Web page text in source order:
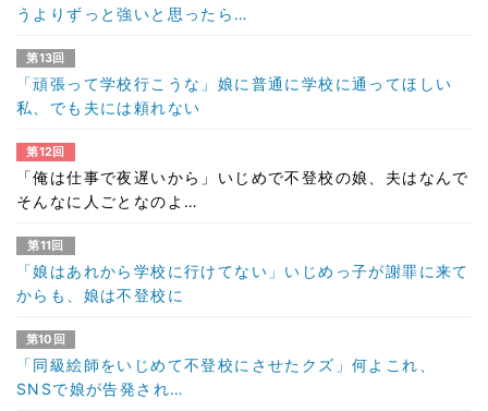
うよりずっと強いと思ったら…
第13回
「頑張って学校行こうな」娘に普通に学校に通ってほしい
私、でも夫には頼れない
第12回
「俺は仕事で夜遅いから」いじめで不登校の娘、夫はなんで
そんなに人ごとなのよ…
第11回
「娘はあれから学校に行けてない」いじめっ子が謝罪に来て
からも、娘は不登校に
第10回
「同級絵師をいじめて不登校にさせたクズ」何よこれ、
SNSで娘が告発され…